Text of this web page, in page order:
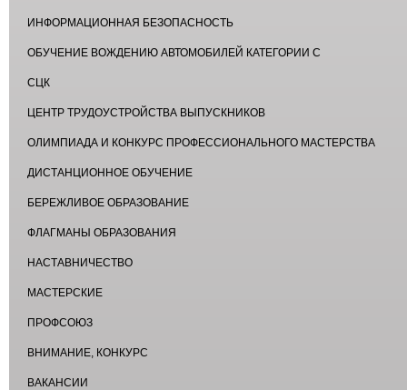
ИНФОРМАЦИОННАЯ БЕЗОПАСНОСТЬ
ОБУЧЕНИЕ ВОЖДЕНИЮ АВТОМОБИЛЕЙ КАТЕГОРИИ С
СЦК
ЦЕНТР ТРУДОУСТРОЙСТВА ВЫПУСКНИКОВ
ОЛИМПИАДА И КОНКУРС ПРОФЕССИОНАЛЬНОГО МАСТЕРСТВА
ДИСТАНЦИОННОЕ ОБУЧЕНИЕ
БЕРЕЖЛИВОЕ ОБРАЗОВАНИЕ
ФЛАГМАНЫ ОБРАЗОВАНИЯ
НАСТАВНИЧЕСТВО
МАСТЕРСКИЕ
ПРОФСОЮЗ
ВНИМАНИЕ, КОНКУРС
ВАКАНСИИ